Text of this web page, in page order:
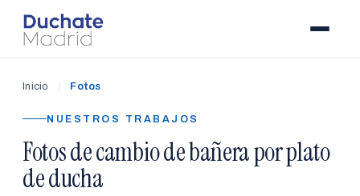
Inicio / Fotos
NUESTROS TRABAJOS
Fotos de cambio de bañera por plato
de ducha